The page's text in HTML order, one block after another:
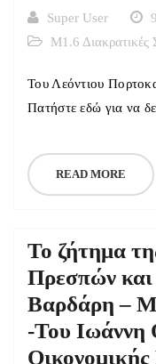
Super User
Μ1.6 Διακρατικές
Του Λεόντιου
Πατήστε εδώ για να
READ MORE
Το ζήτημα
Πρεσπών
Βαρδάρη –
-Του